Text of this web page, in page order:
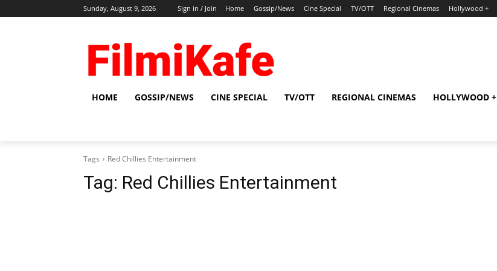
Sunday, August 9, 2026 Sign in / Join Home Gossip/News Cine Special TV/OTT Regional Cinemas Hollywood +
HOME GOSSIP/NEWS CINE SPECIAL TV/OTT REGIONAL CINEMAS HOLLYWOOD +
Tags Red Chillies Entertainment
Tag: Red Chillies Entertainment